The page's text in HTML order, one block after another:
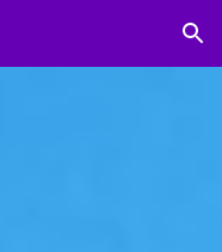
Skip to navigation